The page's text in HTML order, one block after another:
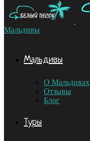
Мальдивы
Мальдивы
О Мальдивах
Отзывы
Блог
Туры